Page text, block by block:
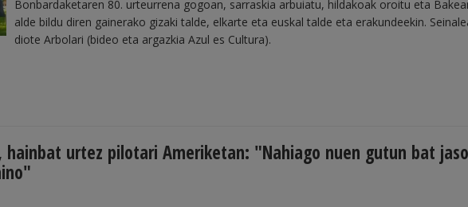
Bonbardaketaren 80. urteurrena gogoan, sarraskia arbuiatu, hildakoak oroitu eta
alde bildu diren gainerako gizaki talde, elkarte eta euskal talde eta erakundeekin.
diote Arbolari (bideo eta argazkia Azul es Cultura).
hainbat urtez pilotari Ameriketan: "Nahiago nuen gutun bat